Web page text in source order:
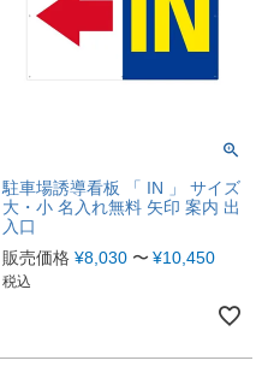
駐車場誘導看板 「 IN 」 サイズ
大・小 名入れ無料 矢印 案内 出
入口
販売価格 ¥8,030 〜 ¥10,450
税込